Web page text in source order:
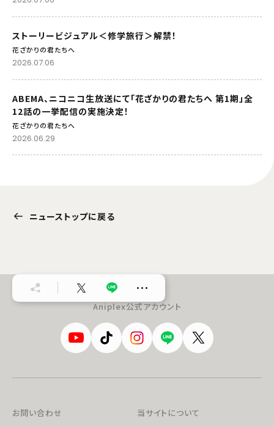
ストーリービジュアル＜修学旅行＞解禁！
花ざかりの君たちへ
2026.07.06
ABEMA、ニコニコ生放送にて「花ざかりの君たちへ 第1期」全
12話の一挙配信の実施決定！
花ざかりの君たちへ
2026.06.29
ニューストップに戻る
…
Aniplex公式アカウント
お問い合わせ 当サイトについて